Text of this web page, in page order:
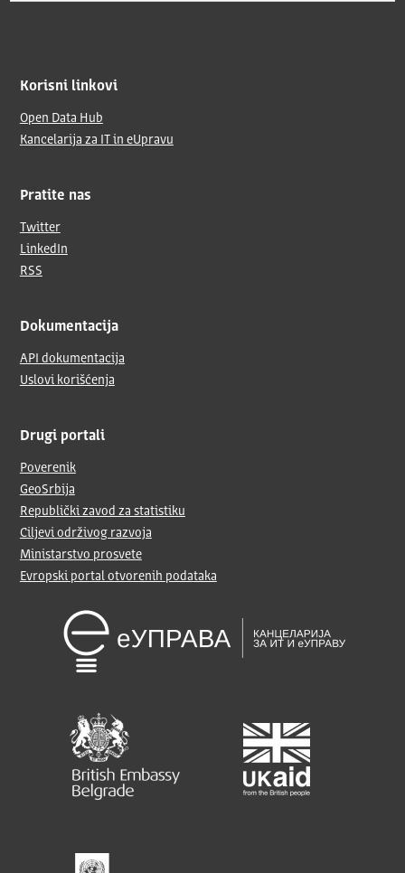
Korisni linkovi
Open Data Hub
Kancelarija za IT in eUpravu
Pratite nas
Twitter
LinkedIn
RSS
Dokumentacija
API dokumentacija
Uslovi korišćenja
Drugi portali
Poverenik
GeoSrbija
Republički zavod za statistiku
Ciljevi održivog razvoja
Ministarstvo prosvete
Evropski portal otvorenih podataka